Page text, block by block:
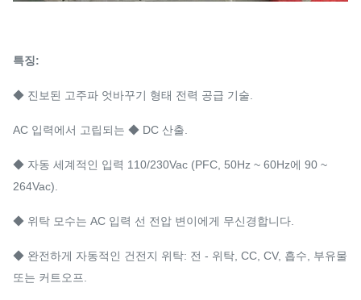
특징:
◆ 진보된 고주파 엇바꾸기 형태 전력 공급 기술.
AC 입력에서 고립되는 ◆ DC 산출.
◆ 자동 세계적인 입력 110/230Vac (PFC, 50Hz ~ 60Hz에 90 ~
264Vac).
◆ 위탁 모수는 AC 입력 선 전압 변이에게 무신경합니다.
◆ 완전하게 자동적인 건전지 위탁: 전 - 위탁, CC, CV, 흡수, 부유물
또는 커트오프.